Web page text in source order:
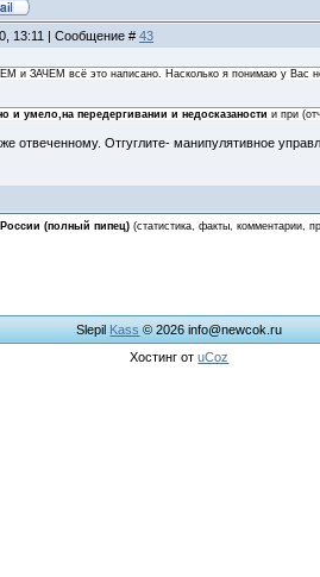
13:11 | Сообщение # 43
и ЗАЧЕМ всё это написано. Насколько я понимаю у Вас
и умело,на передергивании и недосказаности и при
отвеченному. Отгуглите- манипулятивное
России (полный пипец) (статистика, факты, комментарии,
SlepilKass © 2026 info@newcok.ru
Хостинг отuCoz